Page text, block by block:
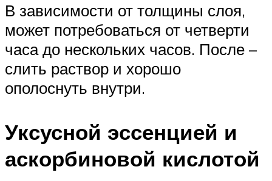
В зависимости от толщины слоя,
может потребоваться от четверти
часа до нескольких часов. После –
слить раствор и хорошо
ополоснуть внутри.
Уксусной эссенцией и
аскорбиновой кислотой